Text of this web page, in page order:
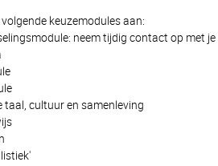
keuzemodules aan:
neem tijdig contact op met
taal, cultuur en samenleving